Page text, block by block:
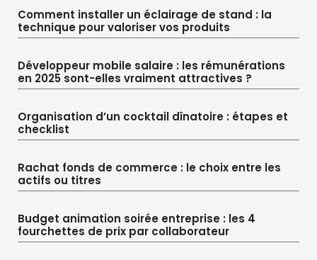
Comment installer un éclairage de stand : la
technique pour valoriser vos produits
Développeur mobile salaire : les rémunérations
en 2025 sont-elles vraiment attractives ?
Organisation d’un cocktail dînatoire : étapes et
checklist
Rachat fonds de commerce : le choix entre les
actifs ou titres
Budget animation soirée entreprise : les 4
fourchettes de prix par collaborateur